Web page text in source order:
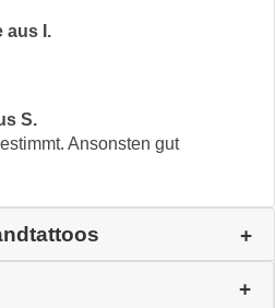
aus I.
S.
Ansonsten gut